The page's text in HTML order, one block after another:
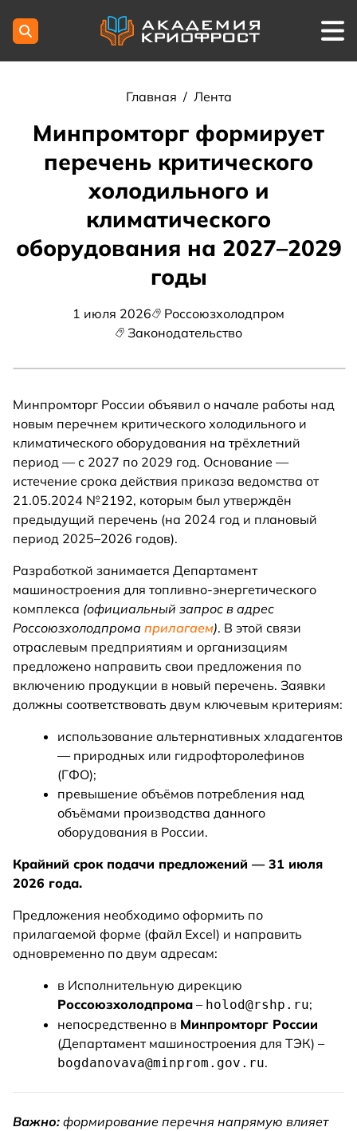
Главная / Лента
Минпромторг формирует
перечень критического
холодильного и
климатического
оборудования на 2027–2029
годы
1 июля 2026
Россоюзхолодпром
Законодательство
Минпромторг России объявил о начале работы над
новым перечнем критического холодильного и
климатического оборудования на трёхлетний
период — с 2027 по 2029 год. Основание —
истечение срока действия приказа ведомства от
21.05.2024 № 2192, которым был утверждён
предыдущий перечень (на 2024 год и плановый
период 2025–2026 годов).
Разработкой занимается Департамент
машиностроения для топливно-энергетического
комплекса (официальный запрос в адрес
Россоюзхолодпрома прилагаем). В этой связи
отраслевым предприятиям и организациям
предложено направить свои предложения по
включению продукции в новый перечень. Заявки
должны соответствовать двум ключевым критериям:
использование альтернативных хладагентов
— природных или гидрофторолефинов
(ГФО);
превышение объёмов потребления над
объёмами производства данного
оборудования в России.
Крайний срок подачи предложений — 31 июля
2026 года.
Предложения необходимо оформить по
прилагаемой форме (файл Excel) и направить
одновременно по двум адресам:
в Исполнительную дирекцию
Россоюзхолодпрома – holod@rshp.ru;
непосредственно в Минпромторг России
(Департамент машиностроения для ТЭК) –
bogdanovava@minprom.gov.ru.
Важно: формирование перечня напрямую влияет